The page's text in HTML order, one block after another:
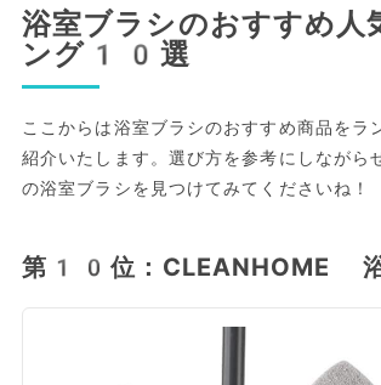
浴室ブラシのおすすめ人
ング10選
ここからは浴室ブラシのおすすめ商品をラ
紹介いたします。選び方を参考にしながら
の浴室ブラシを見つけてみてくださいね！
第10位：CLEANHOME 浴